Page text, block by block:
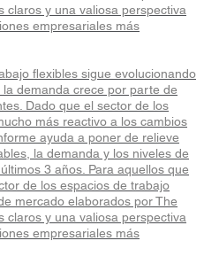
claros y una valiosa perspectiva
empresariales más
flexibles sigue evolucionando
demanda crece por parte de
Dado que el sector de los
más reactivo a los cambios
ayuda a poner de relieve
la demanda y los niveles de
3 años. Para aquellos que
de los espacios de trabajo
mercado elaborados por The
claros y una valiosa perspectiva
empresariales más